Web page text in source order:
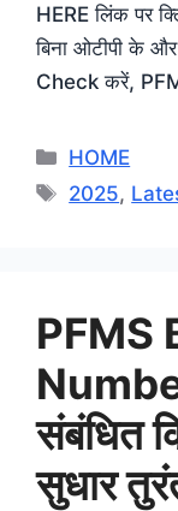
HERE लिंक पर
बिना ओटीपी के
Check करें,
Categories
HOME
Tags
2025,
PFMS
संबंधित
सुधार